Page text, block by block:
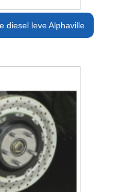
diesel leve Alphaville